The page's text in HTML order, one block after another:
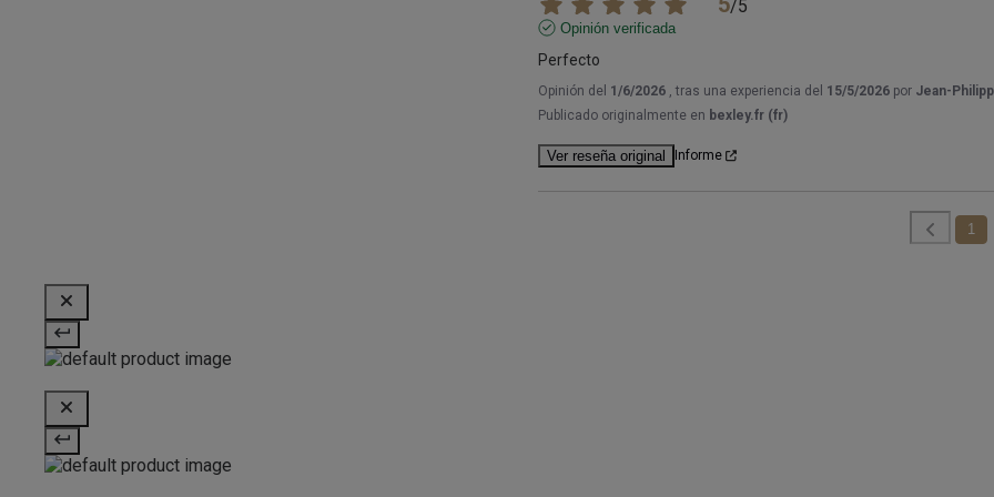
/5
Opinión verificada
Perfecto
Opinión del 1/6/2026 , tras una experiencia del 15/5/2026 por Jean-
Publicado originalmente en bexley.fr (fr)
Ver reseña original Informe
1